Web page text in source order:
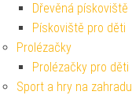
Dřevěná pískoviště
Pískoviště pro děti
Prolézačky
Prolézačky pro děti
Sport a hry na zahradu